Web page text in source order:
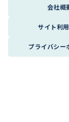
会社概
サイト利
プライバシー